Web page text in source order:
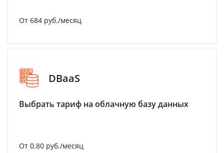
От 684 руб./месяц
DBaaS
Выбрать тариф на облачную базу данных
От 0.80 руб./месяц